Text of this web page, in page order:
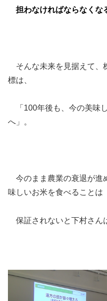
担わなければならなくな
そんな未来を見据えて、
標は、
「100年後も、今の美味
へ」。
今のまま農業の衰退が進
味しいお米を食べることは
保証されないと下村さん